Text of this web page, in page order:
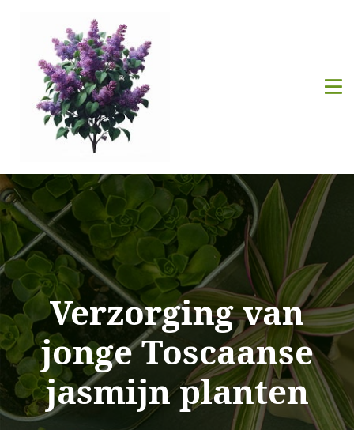
Verzorging van
jonge Toscaanse
jasmijn planten